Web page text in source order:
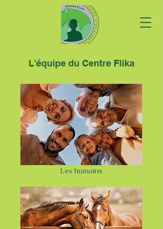
L'équipe du Centre Flika
Les humains